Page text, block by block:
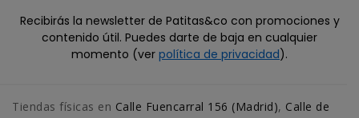
Recibirás la newsletter de Patitas&co con promociones y
contenido útil. Puedes darte de baja en cualquier
momento (ver política de privacidad).
Tiendas físicas en Calle Fuencarral 156 (Madrid), Calle de